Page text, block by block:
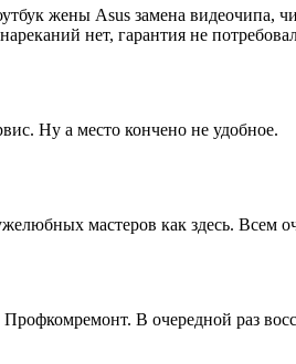
жены Asus замена видеочипа,
нет, гарантия не
Ну а место кончено не удобное.
мастеров как здесь. Всем
В очередной раз